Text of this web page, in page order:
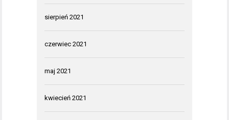
sierpień 2021
czerwiec 2021
maj 2021
kwiecień 2021